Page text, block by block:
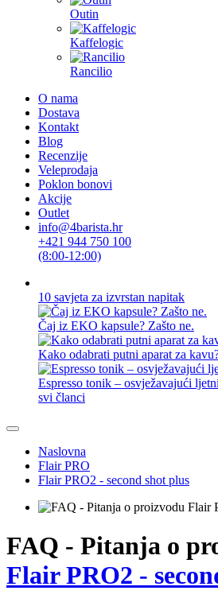
Outin
Kaffelogic
Rancilio
O nama
Dostava
Kontakt
Blog
Recenzije
Veleprodaja
Poklon bonovi
Akcije
Outlet
info@4barista.hr
+421 944 750 100
(8:00-12:00)
10 savjeta za izvrstan napitak
Čaj iz EKO kapsule? Zašto ne.
Kako odabrati putni aparat za
Espresso tonik – osvježavajući
svi članci
Naslovna
Flair PRO
Flair PRO2 - second shot plus
FAQ - Pitanja o
Flair PRO2 -